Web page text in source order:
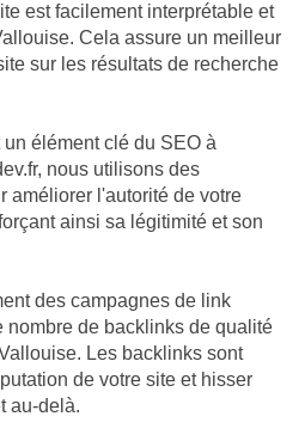
est facilement interprétable et
Cela assure un meilleur
sur les résultats de recherche
élément clé du SEO à
nous utilisons des
améliorer l'autorité de votre
ainsi sa légitimité et son
des campagnes de link
nombre de backlinks de qualité
Les backlinks sont
de votre site et hisser
au-delà.